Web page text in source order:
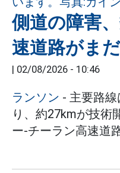
側道の障害
速道路がま
| 02/08/2026 - 10:46
ランソン - 主要路
り、約27kmが技術
ー-チーラン高速道